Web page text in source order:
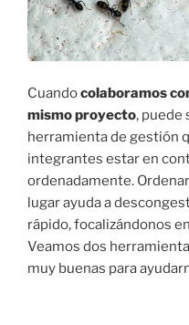
Cuandocolaboramos
mismo proyecto, puede
herramienta de gestión
integrantes estar en
ordenadamente.
lugar ayuda a
rápido, focalizándonos
Veamos dos
muy buenas para